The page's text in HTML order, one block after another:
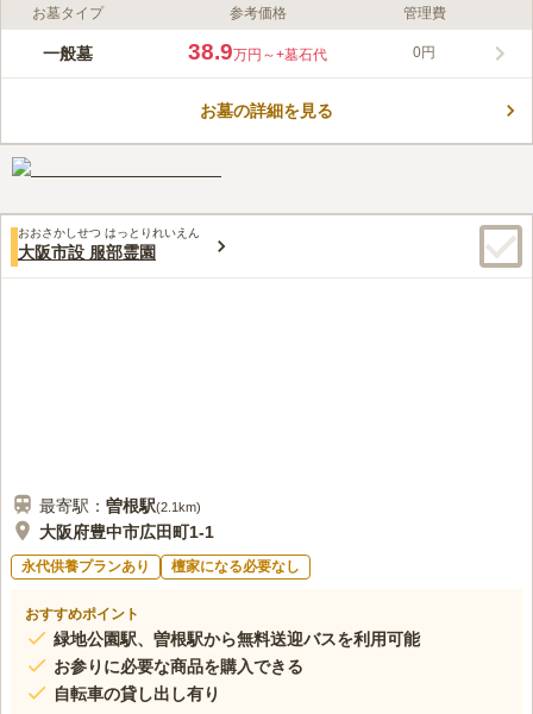
ライフドット編集部のコメント
飯盛霊園は、金剛生駒国定公園内にある緑あふれる公園墓地で
ます。 一般墓所だけではなく多彩なタイプを用意しており、合
口コミ評価
50代女性
自宅とお墓の間にホームセンターやスーパーマーケットがあり、
果物やちょっとした和菓子などのお供え物が手に入りますが、霊園内にも
花やろうそく、線香が販売されているので便利です。車で5分ほど走れば、
法事に適した和食の大きなお店もあり、利用しております。
お墓タイプ 参考価格 管理費
一般墓 38.9万円～+墓石代 0円
お墓の詳細を見る
おおさかしせつ はっとりれいえん
大阪市設 服部霊園
最寄駅： 曽根駅(2.1km)
大阪府豊中市広田町1-1
永代供養プランあり 檀家になる必要なし
おすすめポイント
緑地公園駅、曽根駅から無料送迎バスを利用可能
お参りに必要な商品を購入できる
自転車の貸し出し有り